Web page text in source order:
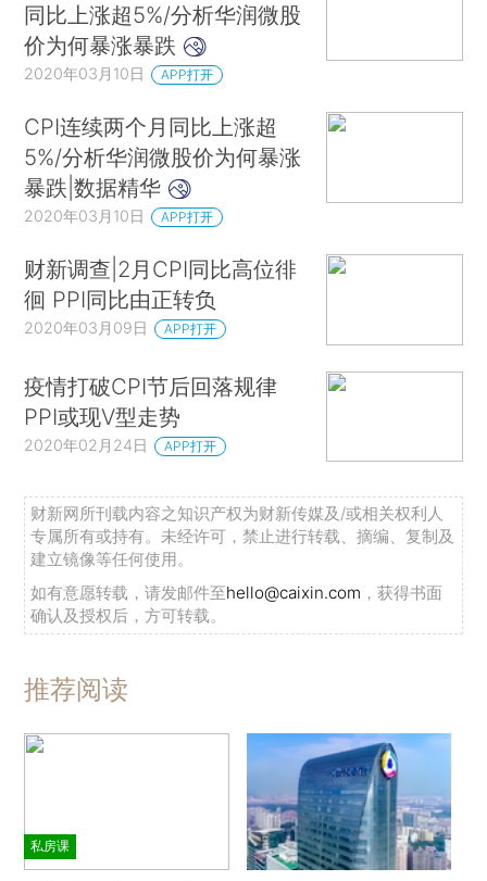
同比上涨超5%/分析华润微股
价为何暴涨暴跌
2020年03月10日 APP打开
CPI连续两个月同比上涨超
5%/分析华润微股价为何暴涨
暴跌|数据精华
2020年03月10日 APP打开
财新调查|2月CPI同比高位徘
徊 PPI同比由正转负
2020年03月09日 APP打开
疫情打破CPI节后回落规律
PPI或现V型走势
2020年02月24日 APP打开
财新网所刊载内容之知识产权为财新传媒及/或相关权利人
专属所有或持有。未经许可，禁止进行转载、摘编、复制及
建立镜像等任何使用。
如有意愿转载，请发邮件至hello@caixin.com ，获得书面
确认及授权后，方可转载。
推荐阅读
私房课